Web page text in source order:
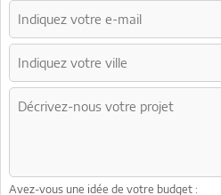
Avez-vous une idée de votre budget :